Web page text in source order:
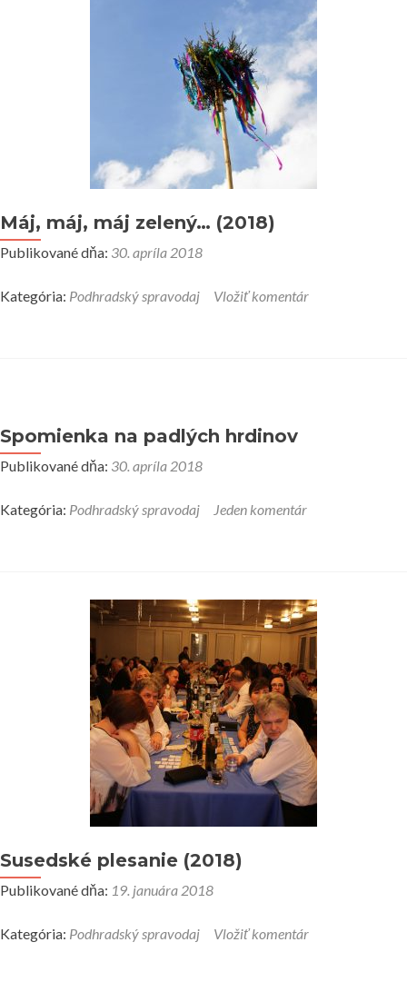
Máj, máj, máj zelený… (2018)
Publikované dňa: 30. apríla 2018
Kategória: Podhradský spravodaj Vložiť komentár
Spomienka na padlých hrdinov
Publikované dňa: 30. apríla 2018
Kategória: Podhradský spravodaj Jeden komentár
Susedské plesanie (2018)
Publikované dňa: 19. januára 2018
Kategória: Podhradský spravodaj Vložiť komentár